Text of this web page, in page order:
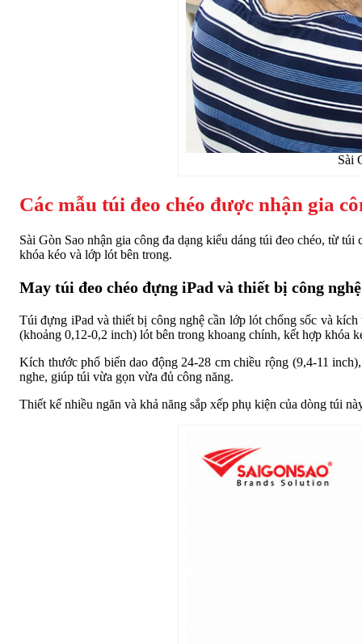
Sài
Các mẫu túi đeo chéo được nhận gia
Sài Gòn Sao nhận gia công đa dạng kiểu dáng túi đeo chéo, từ
khóa kéo và lớp lót bên trong.
May túi đeo chéo đựng iPad và thiết bị công nghệ
Túi đựng iPad và thiết bị công nghệ cần lớp lót chống sốc và
(khoảng 0,12-0,2 inch) lót bên trong khoang chính, kết hợp khóa
Kích thước phổ biến dao động 24-28 cm chiều rộng (9,4-11
nghe, giúp túi vừa gọn vừa đủ công năng.
Thiết kế nhiều ngăn và khả năng sắp xếp phụ kiện của dòng túi